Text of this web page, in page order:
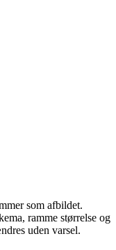
som afbildet.
ramme størrelse og
uden varsel.